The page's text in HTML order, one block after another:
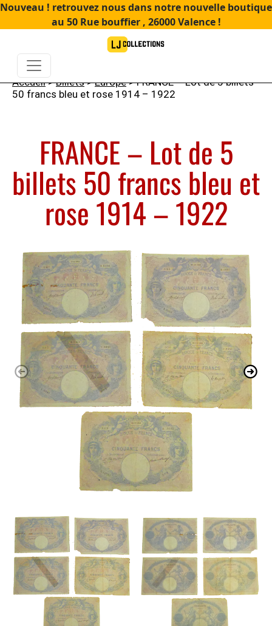
Nouveau ! retrouvez nous dans notre nouvelle boutique
au 50 Rue bouffier , 26000 Valence !
Accueil>Billets>Europe> FRANCE – Lot de 5 billets
50 francs bleu et rose 1914 – 1922
FRANCE – Lot de 5
billets 50 francs bleu et
rose 1914 – 1922